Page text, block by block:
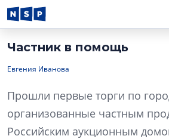
Частник в помощь
Евгения Иванова
Прошли первые торги по
организованные частным
Российским аукционным